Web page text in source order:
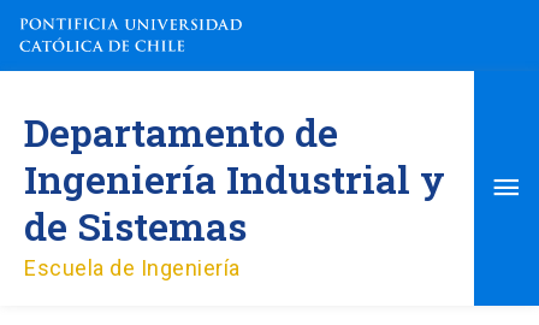
contenido
Departamento de
Ingeniería Industrial y
de Sistemas
Escuela de Ingeniería